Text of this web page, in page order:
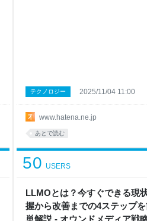
www.hatena.ne.jp
テクノロジー 2025/11/04 11:00
あとで読む
LLMOとは？今すぐできる現
握から改善までの4ステップ
単解説 - オウンドメディア戦
50 USERS